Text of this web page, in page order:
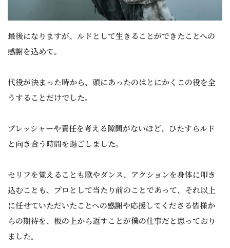
最後になりますが、ルドとして生きることができたことへの
感謝を込めて。
代役が決まった時から、頭にあったのはとにかくこの役を全
うすることだけでした。
プレッシャーや責任を考える隙間がないほど、ひたすらルド
と向き合う時間を過ごしました。
セリフを覚えることも歌やダンス、アクションを身体に叩き
込むことも、プロとして当たり前のことであって、それ以上
に任せていただいたことへの感謝や応援してくださる皆様か
らの期待を、板の上から返すことが僕の仕事だと思っており
ました。